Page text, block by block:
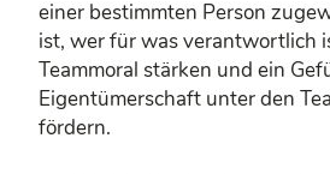
einer bestimmten Person
ist, wer für was verantwortlich
Teammoral stärken und ein
Eigentümerschaft unter den
fördern.